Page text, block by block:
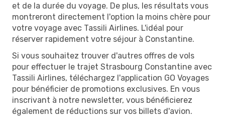
et de la durée du voyage. De plus, les résultats vous
montreront directement l'option la moins chère pour
votre voyage avec Tassili Airlines. L'idéal pour
réserver rapidement votre séjour à Constantine.
Si vous souhaitez trouver d'autres offres de vols
pour effectuer le trajet Strasbourg Constantine avec
Tassili Airlines, téléchargez l'application GO Voyages
pour bénéficier de promotions exclusives. En vous
inscrivant à notre newsletter, vous bénéficierez
également de réductions sur vos billets d'avion.